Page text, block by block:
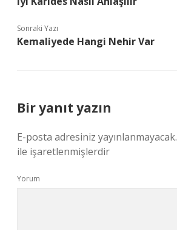
Sonraki Yazı
Kemaliyede Hangi Nehir Var
Bir yanıt yazın
E-posta adresiniz yayınlanmayacak.
ile işaretlenmişlerdir
Yorum